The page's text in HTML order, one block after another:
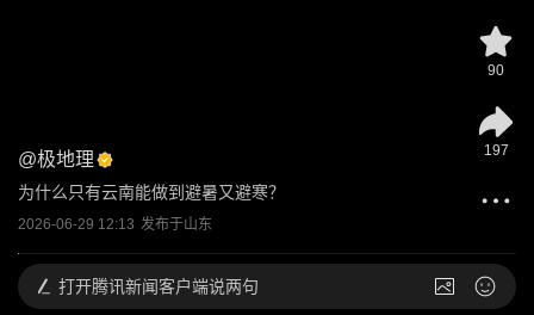
@极地理
为什么只有云南能做到避暑又避寒？
2026-06-29 12:13 发布于山东
90
197
打开腾讯新闻客户端说两句